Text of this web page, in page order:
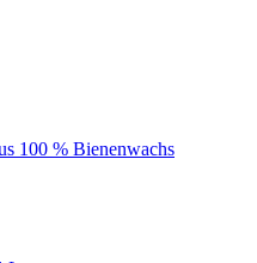
100 % Bienenwachs